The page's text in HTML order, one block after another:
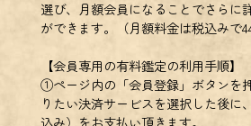
選び、月額会員になることでさらに
ができます。（月額料金は税込みで
【会員専用の有料鑑定の利用手順】
①ページ内の「会員登録」ボタンを
りたい決済サービスを選択した後に
込み）をお支払い頂きます。